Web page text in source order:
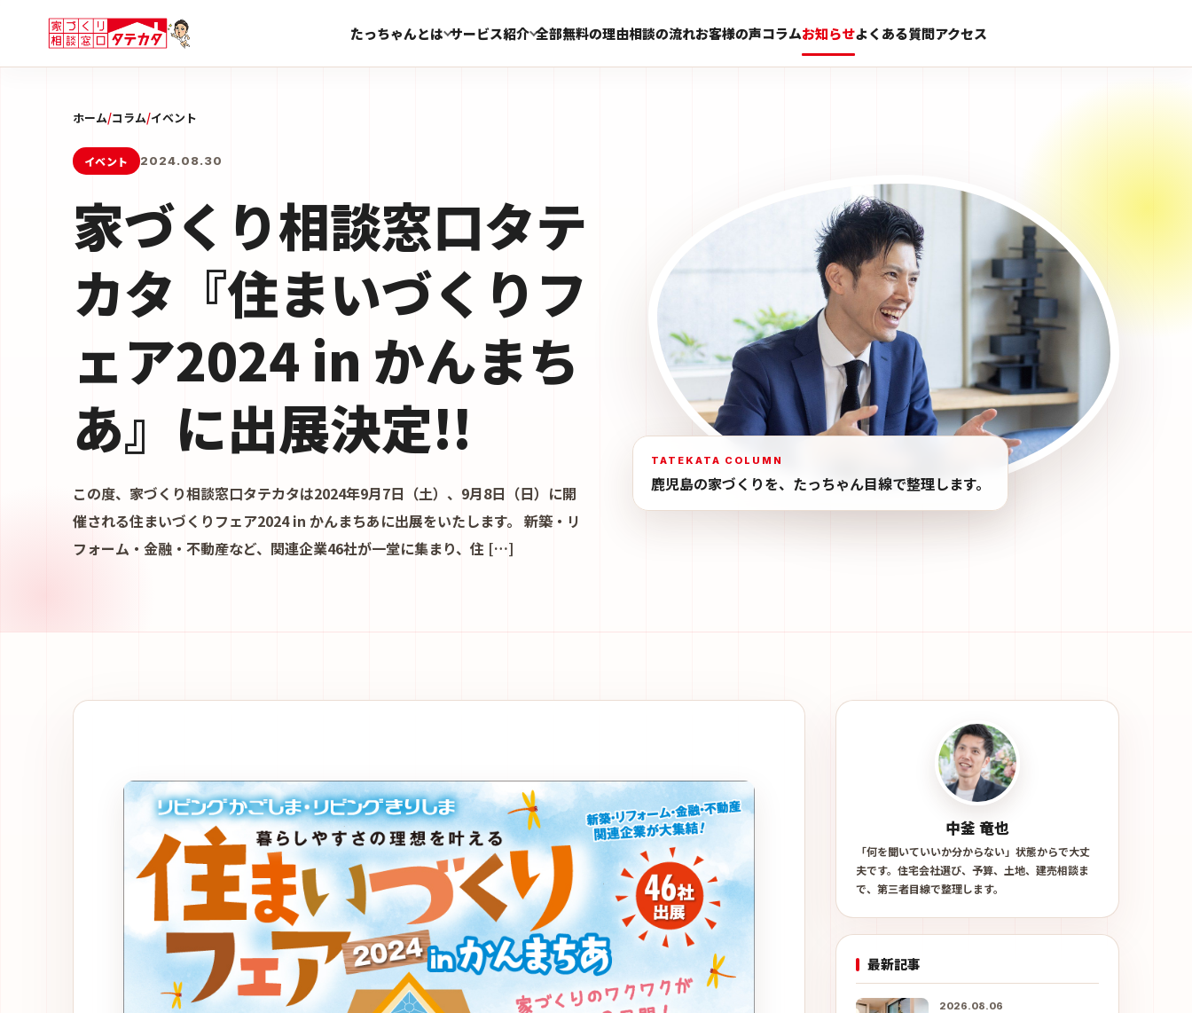
たっちゃんとは サービス紹介 全部無料の理由相談の流れお客様の声コラムお知らせよくある質問アクセス
ホーム/コラム/イベント
イベント 2024.08.30
家づくり相談窓口タテ
カタ『住まいづくりフ
ェア2024 in かんまち
あ』に出展決定!!
この度、家づくり相談窓口タテカタは2024年9月7日（土）、9月8日（日）に開
催される住まいづくりフェア2024 in かんまちあに出展をいたします。 新築・リ
フォーム・金融・不動産など、関連企業46社が一堂に集まり、住 […]
TATEKATA COLUMN
鹿児島の家づくりを、たっちゃん目線で整理します。
中釜 竜也
「何を聞いていいか分からない」状態からで大丈
夫です。住宅会社選び、予算、土地、建売相談ま
で、第三者目線で整理します。
最新記事
2026.08.06